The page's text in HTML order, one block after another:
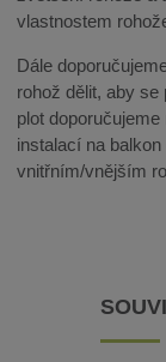
vlastnostem
Dále
rohož dělit, aby se
plot
instalací na
vnitřním/vnějším